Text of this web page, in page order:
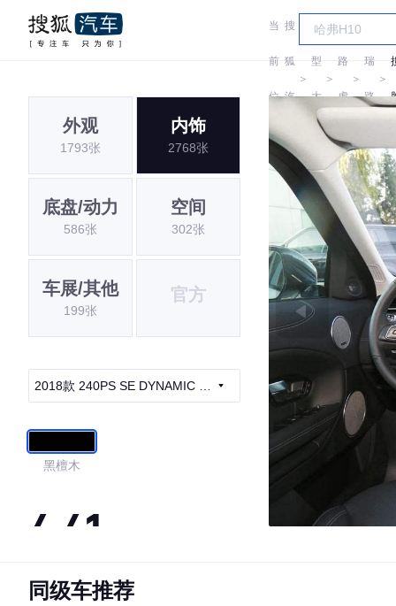
当
前
位
置:
搜
狐
汽
＞
车
型
大
全
＞
路
虎
＞
瑞
路
＞
外观
1793张
内饰
2768张
底盘/动力
586张
空间
302张
车展/其他
199张
官方
2018款 240PS SE DYNAMIC 智
黑檀木
4.41
·外观表现较为优秀，优于77%同级车
同级车推荐